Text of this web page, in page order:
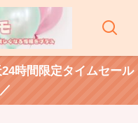
時間限定タイムセール